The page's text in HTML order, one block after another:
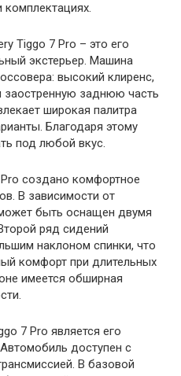
Tiggo 7 Pro – это его
экстерьер. Машина
высокий клиренс,
заостренную заднюю часть
широкая палитра
Благодаря этому
под любой вкус.
создано комфортное
В зависимости от
быть оснащен двумя
ряд сидений
наклоном спинки, что
комфорт при длительных
имеется обширная
7 Pro является его
доступен с
В базовой